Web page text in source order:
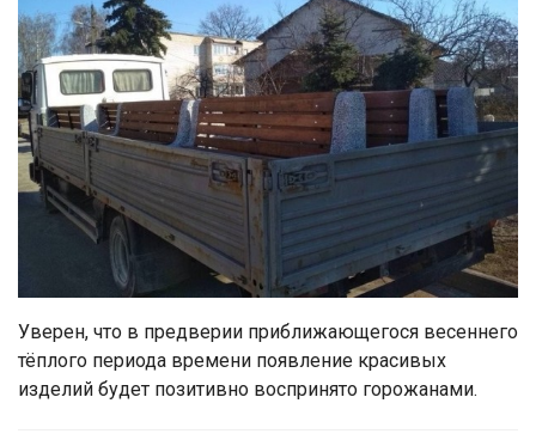
Уверен, что в предверии приближающегося весеннего
тёплого периода времени появление красивых
изделий будет позитивно воспринято горожанами.